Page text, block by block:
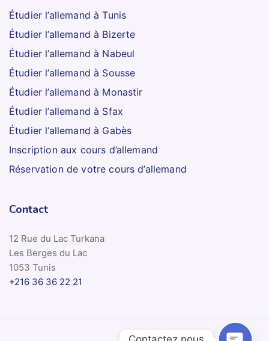
Étudier l’allemand à Tunis
Étudier l’allemand à Bizerte
Étudier l’allemand à Nabeul
Étudier l’allemand à Sousse
Étudier l’allemand à Monastir
Étudier l’allemand à Sfax
Étudier l’allemand à Gabès
Inscription aux cours d’allemand
Réservation de votre cours d’allemand
Contact
12 Rue du Lac Turkana
Les Berges du Lac
1053 Tunis
+216 36 36 22 21